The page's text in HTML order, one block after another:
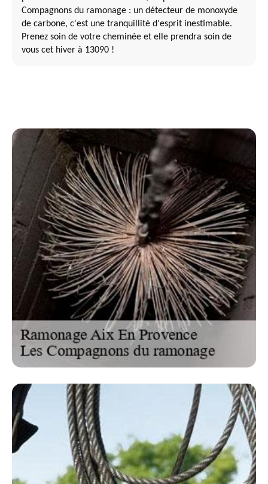
Compagnons du ramonage : un détecteur de monoxyde
de carbone, c'est une tranquillité d'esprit inestimable.
Prenez soin de votre cheminée et elle prendra soin de
vous cet hiver à 13090 !